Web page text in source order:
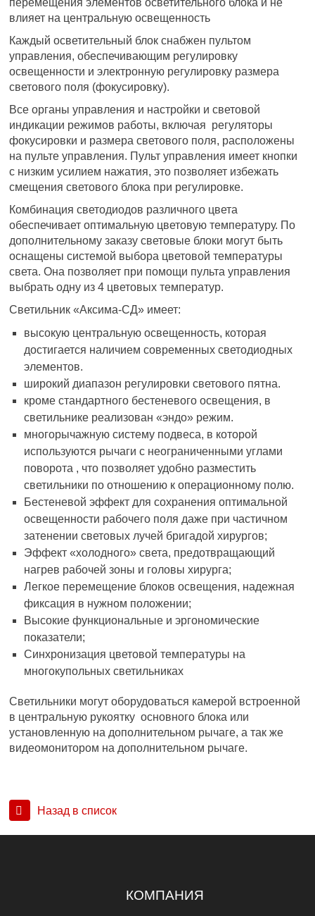
влияет на центральную освещенность
Каждый осветительный блок снабжен пультом
управления, обеспечивающим регулировку
освещенности и электронную регулировку размера
светового поля (фокусировку).
Все органы управления и настройки и световой
индикации режимов работы, включая регуляторы
фокусировки и размера светового поля, расположены
на пульте управления. Пульт управления имеет кнопки
с низким усилием нажатия, это позволяет избежать
смещения светового блока при регулировке.
Комбинация светодиодов различного цвета
обеспечивает оптимальную цветовую температуру. По
дополнительному заказу световые блоки могут быть
оснащены системой выбора цветовой температуры
света. Она позволяет при помощи пульта управления
выбрать одну из 4 цветовых температур.
Светильник «Аксима-СД» имеет:
высокую центральную освещенность, которая
достигается наличием современных светодиодных
элементов.
широкий диапазон регулировки светового пятна.
кроме стандартного бестеневого освещения, в
светильнике реализован «эндо» режим.
многорычажную систему подвеса, в которой
используются рычаги с неограниченными углами
поворота , что позволяет удобно разместить
светильники по отношению к операционному полю.
Бестеневой эффект для сохранения оптимальной
освещенности рабочего поля даже при частичном
затенении световых лучей бригадой хирургов;
Эффект «холодного» света, предотвращающий
нагрев рабочей зоны и головы хирурга;
Легкое перемещение блоков освещения, надежная
фиксация в нужном положении;
Высокие функциональные и эргономические
показатели;
Синхронизация цветовой температуры на
многокупольных светильниках
Светильники могут оборудоваться камерой встроенной
в центральную рукоятку основного блока или
установленную на дополнительном рычаге, а так же
видеомонитором на дополнительном рычаге.
Назад в список
КОМПАНИЯ